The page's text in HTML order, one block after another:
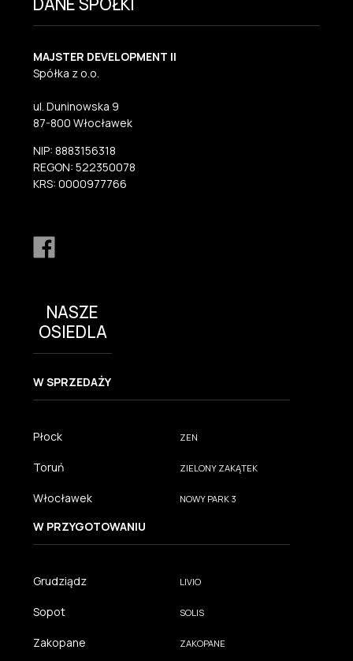
MAJSTER DEVELOPMENT II
Spółka z o.o.
ul. Duninowska 9
87-800 Włocławek
NIP: 8883156318
REGON: 522350078
KRS: 0000977766
NASZE
OSIEDLA
W SPRZEDAŻY
Płock ZEN
Toruń ZIELONY ZAKĄTEK
Włocławek NOWY PARK 3
W PRZYGOTOWANIU
Grudziądz LIVIO
Sopot SOLIS
Zakopane ZAKOPANE